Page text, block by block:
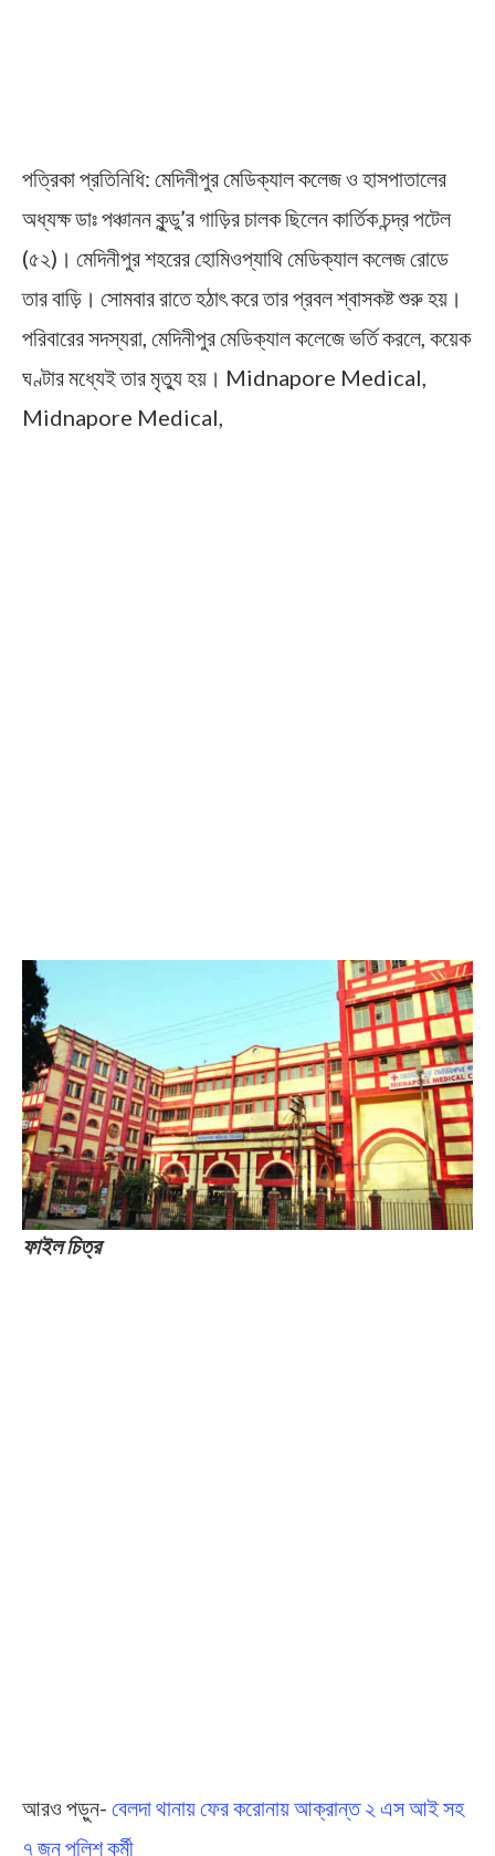
পত্রিকা প্রতিনিধি: মেদিনীপুর মেডিক্যাল কলেজ ও হাসপাতালের
অধ্যক্ষ ডাঃ পঞ্চানন কুন্ডু’র গাড়ির চালক ছিলেন কার্তিক চন্দ্র পটেল
(৫২)। মেদিনীপুর শহরের হোমিওপ্যাথি মেডিক্যাল কলেজ রোডে
তার বাড়ি। সোমবার রাতে হঠাৎ করে তার প্রবল শ্বাসকষ্ট শুরু হয়।
পরিবারের সদস্যরা, মেদিনীপুর মেডিক্যাল কলেজে ভর্তি করলে, কয়েক
ঘণ্টার মধ্যেই তার মৃত্যু হয়। Midnapore Medical,
Midnapore Medical,
ফাইল চিত্র
আরও পড়ুন- বেলদা থানায় ফের করোনায় আক্রান্ত ২ এস আই সহ
৭ জন পুলিশ কর্মী